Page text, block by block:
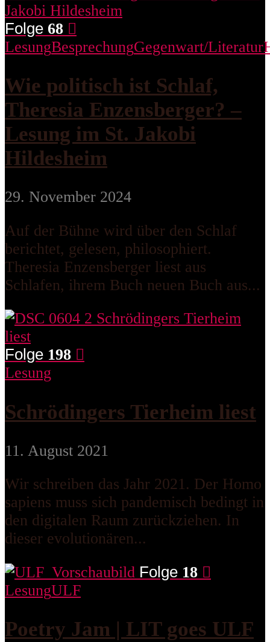
Folge 68
LesungBesprechungGegenwart/Literatur
Wie politisch ist Schlaf,
Theresia Enzensberger? –
Lesung im St. Jakobi
Hildesheim
29. November 2024
Auf der Bühne wird über den Schlaf
berichtet, gelesen, philosophiert.
Theresia Enzensberger liest aus
Schlafen, ihrem Buch neuen Buch aus...
Folge 198
Lesung
Schrödingers Tierheim liest
11. August 2021
Wir schreiben das Jahr 2021. Der Homo
sapiens muss sich pandemisch bedingt in
den digitalen Raum zurückziehen. In
dieser evolutionären...
Folge 18
LesungULF
Poetry Jam | LIT goes ULF